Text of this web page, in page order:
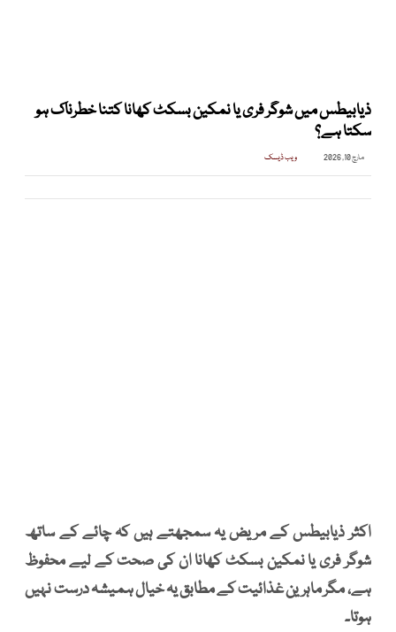
ذیابیطس میں شوگر فری یا نمکین بسکٹ کھانا کتنا خطرناک ہو
سکتا ہے؟
مارچ 10, 2026 ویب ڈیسک
اکثر ذیابیطس کے مریض یہ سمجھتے ہیں کہ چائے کے ساتھ
شوگر فری یا نمکین بسکٹ کھانا ان کی صحت کے لیے محفوظ
ہے، مگر ماہرین غذائیت کے مطابق یہ خیال ہمیشہ درست نہیں
ہوتا۔